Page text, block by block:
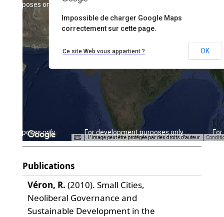
For development purposes only
purposes only
purposes only
L'image peut être protégée par des droits d'auteur
Impossible de charger Google Maps
correctement sur cette page.
Ce site Web vous appartient ? OK
Publications
Véron, R. (2010). Small Cities,
Neoliberal Governance and
Sustainable Development in the